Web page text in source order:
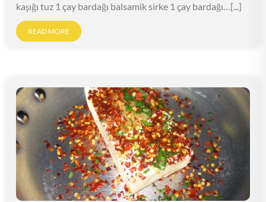
kaşığı tuz 1 çay bardağı balsamik sirke 1 çay bardağı…[...]
READ MORE